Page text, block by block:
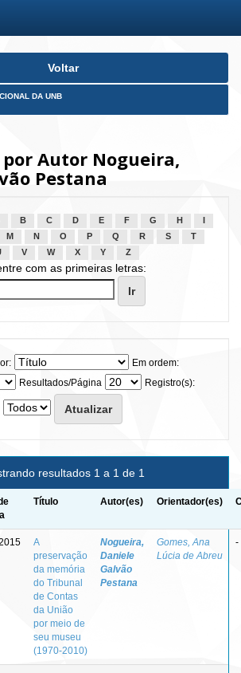
Voltar
DA UNB
Autor Nogueira,
Pestana
B C D E F G H
M N O P Q R S
T
V W X Y Z
com as primeiras letras:
Em ordem:
Resultados/Página
Registro(s):
resultados 1 a 1 de 1
Título Autor(es) Orientador(es)
A
preservação
da memória
do Tribunal
de Contas
da União
por meio de
seu museu
(1970-2010)
Nogueira,
Daniele
Galvão
Pestana
Gomes, Ana
Lúcia de Abreu
-